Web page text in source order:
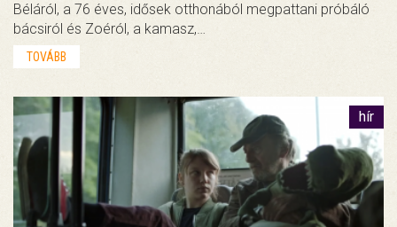
Béláról, a 76 éves, idősek otthonából megpattani próbáló
bácsiról és Zoéról, a kamasz,…
TOVÁBB
hír